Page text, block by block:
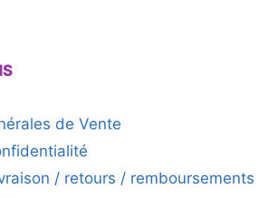
de Vente
/ retours / remboursements